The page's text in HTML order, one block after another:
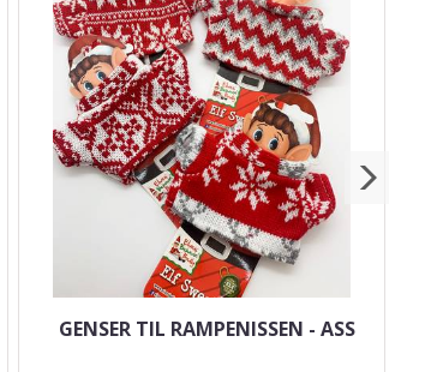
GENSER TIL RAMPENISSEN - ASS